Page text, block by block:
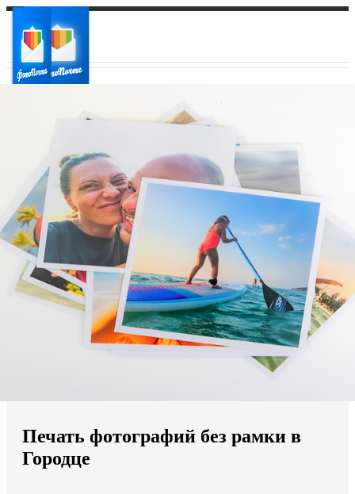
Ваш регион доставки
Выберите из списка:
Мы доставляем по всему миру
Продолжить без города
Печать фотографий без рамки в
Городце